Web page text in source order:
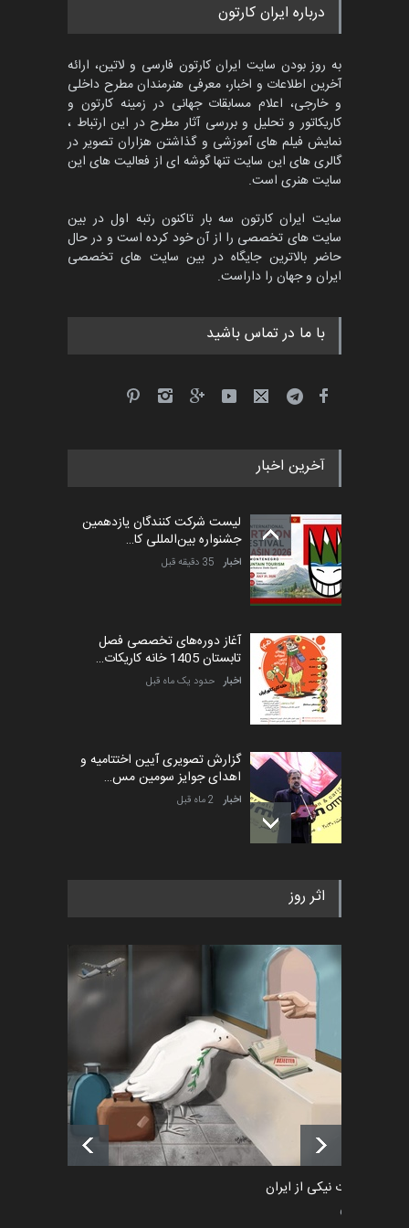
مسابقه بین‌المللی کارتون آیدین
دوغان، ترکیه،…
مسابقۀ بین‌المللی کارتون و
کاریکاتور «البغلی…
مهلت 3 ماه دیگر
پنجمین مسابقۀ بین‌المللی
کارتون CARTUNION ، …
مهلت
مهلت
پنجمین مسابقۀ بین‌المللی
مهلت 5 ماه دیگر
درباره ایران کارتون
به روز بودن سایت ایران کارتون فارسی و لاتین، ارائه
آخرین اطلاعات و اخبار، معرفی هنرمندان مطرح داخلی
و خارجی، اعلام مسابقات جهانی در زمینه کارتون و
کاریکاتور و تحلیل و بررسی آثار مطرح در این ارتباط ،
نمایش فیلم های آموزشی و گذاشتن هزاران تصویر در
گالری های این سایت تنها گوشه ای از فعالیت های این
سایت هنری است.
سایت ایران کارتون سه بار تاکنون رتبه اول در بین
سایت های تخصصی را از آن خود کرده است و در حال
حاضر بالاترین جایگاه در بین سایت های تخصصی
ایران و جهان را داراست.
با ما در تماس باشید
آخرین اخبار
لیست شرکت کنندگان یازدهمین
جشنواره بین‌المللی کا…
اخبار 35 دقیقه قبل
آغاز دوره‌های تخصصی فصل
تابستان 1405 خانه کاریکات…
اخبار حدود یک ماه قبل
گزارش تصویری آیین اختتامیه و
اهدای جوایز سومین مس…
اخبار 2 ماه قبل
به یاد اردوغان باشول (۱۹۳۶–
اخبار 2 ماه قبل
رویداد کارگاهی کارتون و پوستر
«ایران سربلند» به ا…
اخبار 6 ماه قبل
فراخوان رویداد کارگاهی کارتون و
پوستر "ایران سربل…
اخبار 6 ماه قبل
اثر روز
طراوت نیکی از ایران
سیاسی